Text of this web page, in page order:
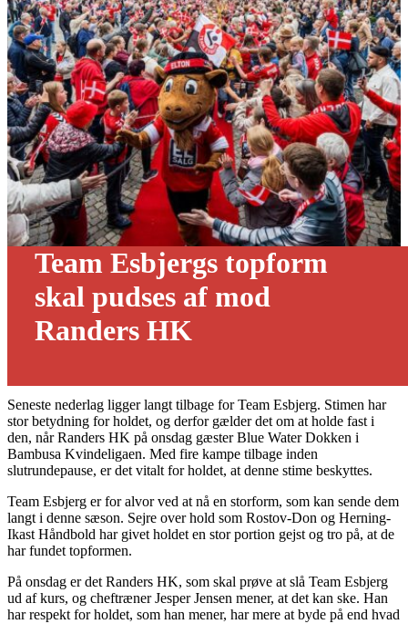
Team Esbjergs topform
skal pudses af mod
Randers HK
Seneste nederlag ligger langt tilbage for Team Esbjerg. Stimen har
stor betydning for holdet, og derfor gælder det om at holde fast i
den, når Randers HK på onsdag gæster Blue Water Dokken i
Bambusa Kvindeligaen. Med fire kampe tilbage inden
slutrundepause, er det vitalt for holdet, at denne stime beskyttes.
Team Esbjerg er for alvor ved at nå en storform, som kan sende dem
langt i denne sæson. Sejre over hold som Rostov-Don og Herning-
Ikast Håndbold har givet holdet en stor portion gejst og tro på, at de
har fundet topformen.
På onsdag er det Randers HK, som skal prøve at slå Team Esbjerg
ud af kurs, og cheftræner Jesper Jensen mener, at det kan ske. Han
har respekt for holdet, som han mener, har mere at byde på end hvad